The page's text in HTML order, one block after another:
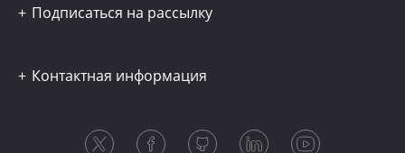
Подписаться на рассылку
Контактная информация